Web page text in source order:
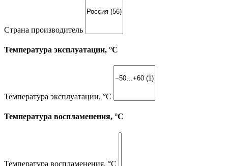
Страна производитель
Температура эксплуатации, °С
Температура эксплуатации, °С
Температура воспламенения, °С
Температура воспламенения, °С